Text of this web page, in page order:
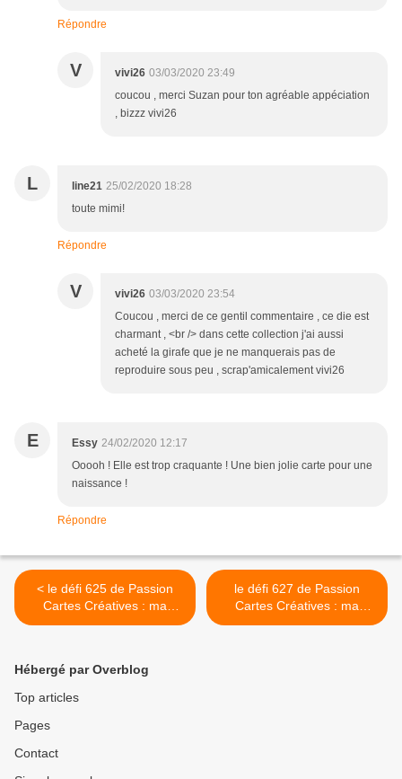
Répondre
V vivi26 03/03/2020 23:49
coucou , merci Suzan pour ton agréable appéciation
, bizzz vivi26
L line21 25/02/2020 18:28
toute mimi!
Répondre
V vivi26 03/03/2020 23:54
Coucou , merci de ce gentil commentaire , ce die est
charmant , <br /> dans cette collection j'ai aussi
acheté la girafe que je ne manquerais pas de
reproduire sous peu , scrap'amicalement vivi26
E Essy 24/02/2020 12:17
Ooooh ! Elle est trop craquante ! Une bien jolie carte pour une
naissance !
Répondre
< le défi 625 de Passion
Cartes Créatives : ma
proposition
le défi 627 de Passion
Cartes Créatives : ma
proposition >
Hébergé par Overblog
Top articles
Pages
Contact